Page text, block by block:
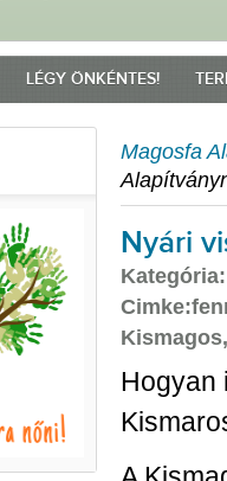
LÉGY ÖNKÉNTES!
Magosfa
Nyári
Cimke:
Kismagos
Hogyan